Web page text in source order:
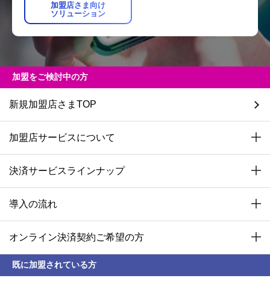
加盟店さま向け
ソリューション
加盟をご検討中の方
新規加盟店さまTOP
加盟店サービスについて
決済サービスラインナップ
導入の流れ
オンライン決済契約ご希望の方
既に加盟されている方